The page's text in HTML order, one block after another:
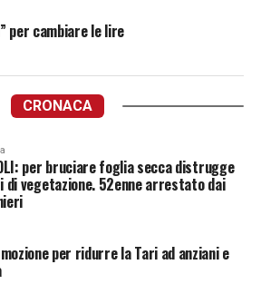
per cambiare le lire
CRONACA
per bruciare foglia secca distrugge
di vegetazione. 52enne arrestato dai
per ridurre la Tari ad anziani e